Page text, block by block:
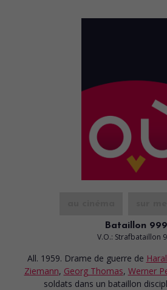
Bataillon 999
V.O.: Strafbataillon
All. 1959. Drame de guerre de
Ziemann, Georg Thomas, Werner
soldats dans un bataillon